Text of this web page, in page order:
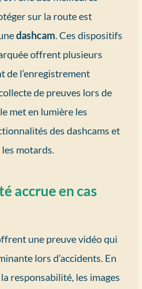
sur la route est
dashcam . Ces dispositifs
offrent plusieurs
de l’enregistrement
de preuves lors de
met en lumière les
des dashcams et
motards.
accrue en cas
une preuve vidéo qui
lors d’accidents. En
responsabilité, les images